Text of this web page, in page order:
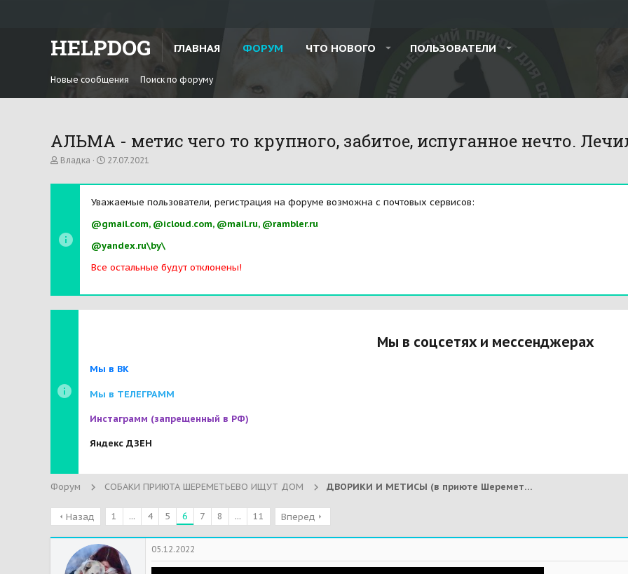
HELPDOG ГЛАВНАЯ ФОРУМ ЧТО НОВОГО ПОЛЬЗОВАТЕЛИ
Новые сообщения Поиск по форуму
АЛЬМА - метис чего то крупного, забитое, испуганное нечто.
А
т
м
ы
Владка
Д
т
н
ч
л
27.07.2021
Уважаемые пользователи, регистрация на форуме возможна с почтовых сервисов:
@gmail.com, @icloud.com, @mail.ru, @rambler.ru
@yandex.ru\by\
Все остальные будут отклонены!
Мы в соцсетях и мессенджерах
Мы в ВК
Мы в ТЕЛЕГРАММ
Инстаграмм (запрещенный в РФ)
Яндекс ДЗЕН
Форум СОБАКИ ПРИЮТА ШЕРЕМЕТЬЕВО ИЩУТ ДОМ ДВОРИКИ И МЕТИСЫ (в приюте Шереметьево)
Назад 1 ... 4 5 6 7 8 ... 11 Вперед
05.12.2022